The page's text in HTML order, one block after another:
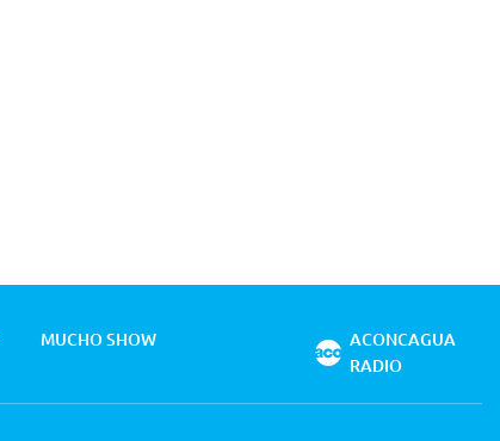
MUCHO SHOW
ACONCAGUA
RADIO